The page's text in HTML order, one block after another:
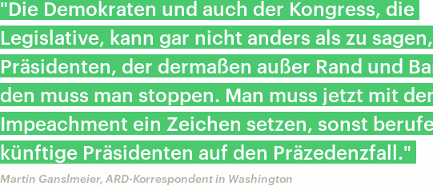
"Die Demokraten und auch der Kongress, die
Legislative, kann gar nicht anders als zu
Präsidenten, der dermaßen außer Rand und
den muss man stoppen. Man muss jetzt mit
Impeachment ein Zeichen setzen, sonst
künftige Präsidenten auf den Präzedenzfall."
Martin Ganslmeier, ARD-Korrespondent in Washington